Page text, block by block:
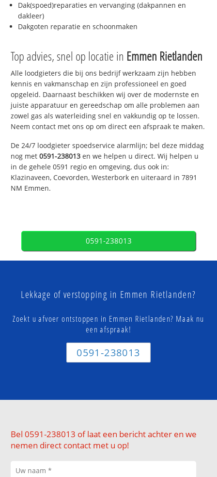
Dak(spoed)reparaties en vervanging (dakpannen en
dakleer)
Dakgoten reparatie en schoonmaken
Top advies, snel op locatie in Emmen Rietlanden
Alle loodgieters die bij ons bedrijf werkzaam zijn hebben
kennis en vakmanschap en zijn professioneel en goed
opgeleid. Daarnaast beschikken wij over de modernste en
juiste apparatuur en gereedschap om alle problemen aan
zowel gas als waterleiding snel en vakkundig op te lossen.
Neem contact met ons op om direct een afspraak te maken.
De 24/7 loodgieter spoedservice alarmlijn; bel deze middag
nog met0591-238013 en we helpen u direct. Wij helpen u
in de gehele 0591 regio en omgeving, dus ook in:
Klazinaveen, Coevorden, Westerbork en uiteraard in 7891
NM Emmen.
0591-238013
Lekkage of verstopping in Emmen Rietlanden?
Zoekt u afvoer ontstoppen in Emmen Rietlanden? Maak nu
een afspraak!
0591-238013
Bel 0591-238013 of laat een bericht achter en we
nemen direct contact met u op!